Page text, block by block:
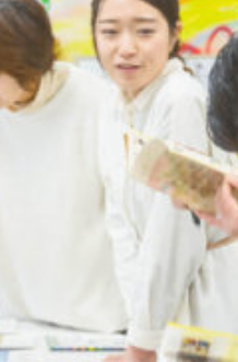
気軽に
来ま